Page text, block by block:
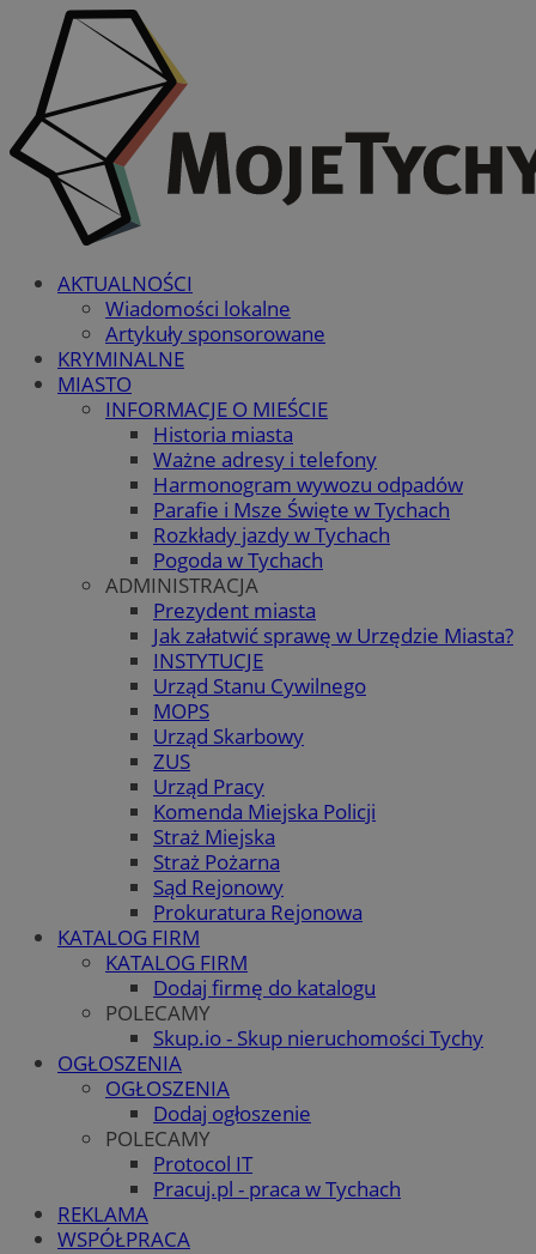
AKTUALNOŚCI
Wiadomości lokalne
Artykuły sponsorowane
KRYMINALNE
MIASTO
INFORMACJE O MIEŚCIE
Historia miasta
Ważne adresy i telefony
Harmonogram wywozu odpadów
Parafie i Msze Święte w Tychach
Rozkłady jazdy w Tychach
Pogoda w Tychach
ADMINISTRACJA
Prezydent miasta
Jak załatwić sprawę w Urzędzie Miasta?
INSTYTUCJE
Urząd Stanu Cywilnego
MOPS
Urząd Skarbowy
ZUS
Urząd Pracy
Komenda Miejska Policji
Straż Miejska
Straż Pożarna
Sąd Rejonowy
Prokuratura Rejonowa
KATALOG FIRM
KATALOG FIRM
Dodaj firmę do katalogu
POLECAMY
Skup.io - Skup nieruchomości Tychy
OGŁOSZENIA
OGŁOSZENIA
Dodaj ogłoszenie
POLECAMY
Protocol IT
Pracuj.pl - praca w Tychach
REKLAMA
WSPÓŁPRACA